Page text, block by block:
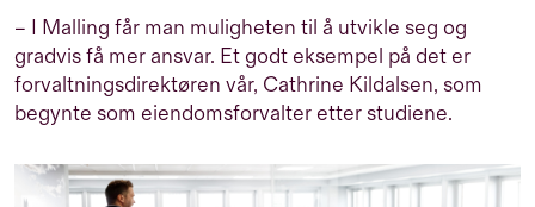
– I Malling får man muligheten til å utvikle seg og
gradvis få mer ansvar. Et godt eksempel på det er
forvaltningsdirektøren vår, Cathrine Kildalsen, som
begynte som eiendomsforvalter etter studiene.